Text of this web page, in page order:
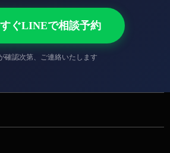
ぐLINEで相談予約
確認次第、ご連絡いたします